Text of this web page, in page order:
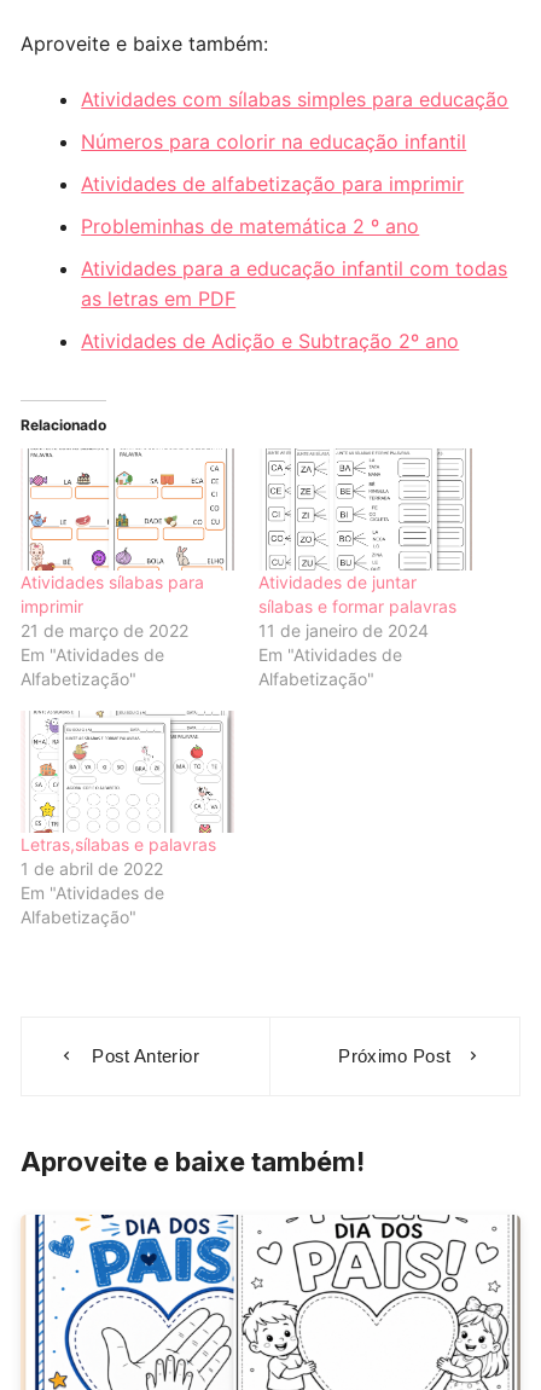
Aproveite e baixe também:
Atividades com sílabas simples para educação
Números para colorir na educação infantil
Atividades de alfabetização para imprimir
Probleminhas de matemática 2 º ano
Atividades para a educação infantil com todas
as letras em PDF
Atividades de Adição e Subtração 2º ano
Relacionado
Atividades sílabas para
imprimir
21 de março de 2022
Em "Atividades de
Alfabetização"
Atividades de juntar
sílabas e formar palavras
11 de janeiro de 2024
Em "Atividades de
Alfabetização"
Letras,sílabas e palavras
1 de abril de 2022
Em "Atividades de
Alfabetização"
Post Anterior Próximo Post
Aproveite e baixe também!